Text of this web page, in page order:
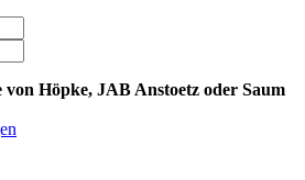
von Höpke, JAB Anstoetz oder Saum